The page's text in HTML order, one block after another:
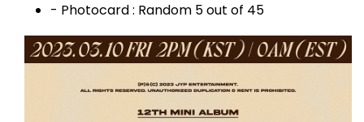
- Photocard : Random 5 out of 45